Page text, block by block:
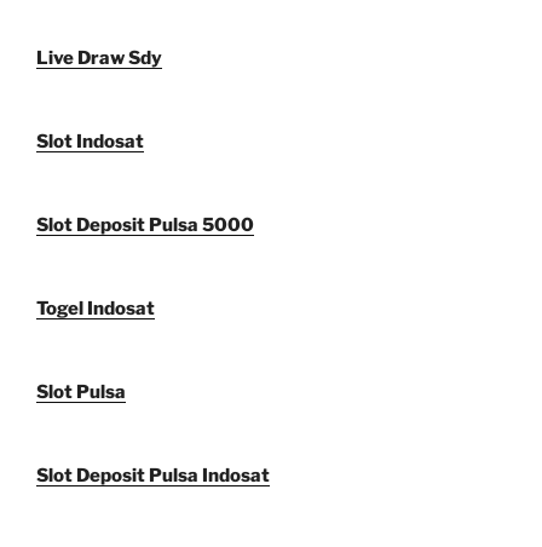
Live Draw Sdy
Slot Indosat
Slot Deposit Pulsa 5000
Togel Indosat
Slot Pulsa
Slot Deposit Pulsa Indosat